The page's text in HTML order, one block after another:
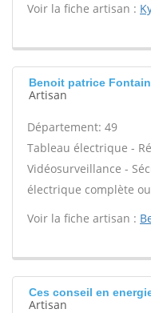
Voir la fiche artisan :
Benoit patrice
Artisan
Département: 49
Tableau électrique -
Vidéosurveillance -
électrique complète
Voir la fiche artisan :
Ces conseil en
Artisan